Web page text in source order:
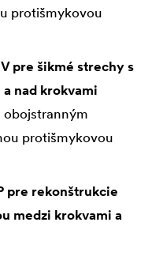
protišmykovou
pre šikmé strechy s
nad krokvami
obojstranným
protišmykovou
pre rekonštrukcie
medzi krokvami a